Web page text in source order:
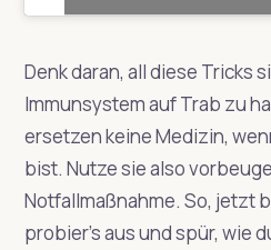
Denk daran, all diese Tricks
Immunsystem auf Trab zu
ersetzen keine Medizin,
bist. Nutze sie also
Notfallmaßnahme. So, jetzt
probier’s aus und spür, wie